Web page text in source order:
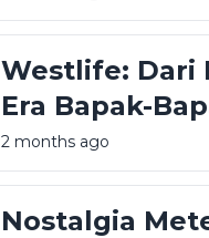
Westlife: Dari
Era Bapak-
2 months ago
Nostalgia